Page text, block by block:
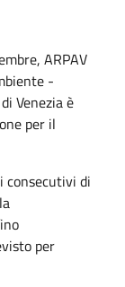
ARPAV
-
Venezia è
per il
consecutivi di
per